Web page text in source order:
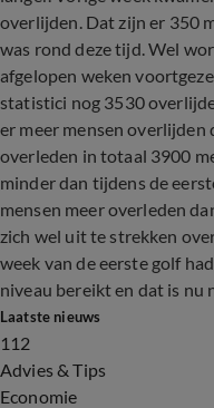
overlijden. Dat zijn er 350
was rond deze tijd. Wel
afgelopen weken
statistici nog 3530
er meer mensen overlijden
overleden in totaal 3900
minder dan tijdens de
mensen meer overleden
zich wel uit te strekken
week van de eerste golf
niveau bereikt en dat is nu
Laatste nieuws
112
Advies & Tips
Economie